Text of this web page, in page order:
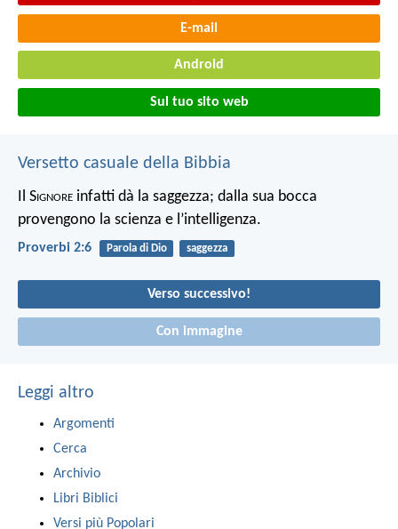
E-mail
Android
Sul tuo sito web
Versetto casuale della Bibbia
Il Signore infatti dà la saggezza; dalla sua bocca
provengono la scienza e l’intelligenza.
Proverbi 2:6 Parola di Dio saggezza
Verso successivo!
Con immagine
Leggi altro
Argomenti
Cerca
Archivio
Libri Biblici
Versi più Popolari